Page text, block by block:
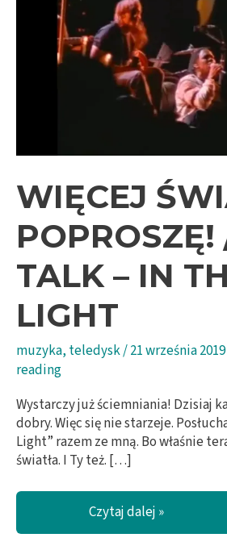
WIĘCEJ
POPROSZĘ!
TALK – IN
LIGHT
muzyka, teledysk/21 września 2019
reading
Wystarczy już ściemniania! Dzisiaj
dobry. Więc się nie starzeje.
Light” razem ze mną. Bo właśnie
światła. I Ty też. […]
Więcej
światła
Czytaj dalej »